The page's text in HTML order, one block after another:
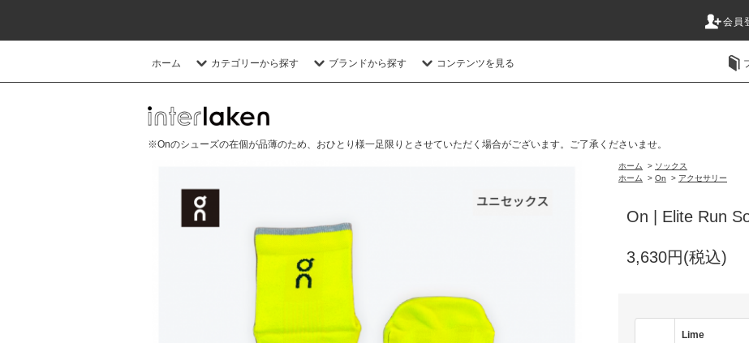
会員
ホーム カテゴリーから探す ブランドから探す コンテンツを見る
※Onのシューズの在個が品薄のため、おひとり様一足限りとさせていただく場合がございます。ご了承くださいませ。
ホーム > ソックス
ホーム
> On > アクセサリー
On | Elite Run
3,630円(税込)
Lime